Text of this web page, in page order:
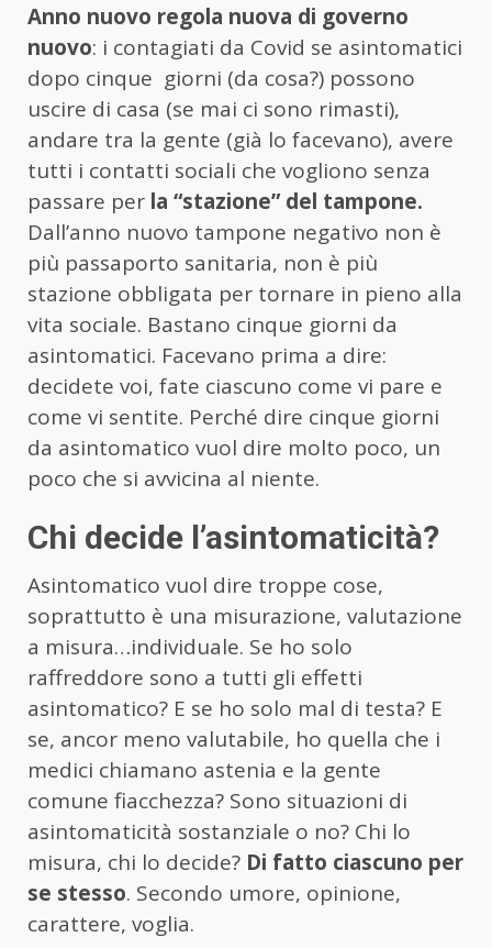
Anno nuovo regola nuova di governo
nuovo: i contagiati da Covid se asintomatici
dopo cinque giorni (da cosa?) possono
uscire di casa (se mai ci sono rimasti),
andare tra la gente (già lo facevano), avere
tutti i contatti sociali che vogliono senza
passare per la “stazione” del tampone.
Dall’anno nuovo tampone negativo non è
più passaporto sanitaria, non è più
stazione obbligata per tornare in pieno alla
vita sociale. Bastano cinque giorni da
asintomatici. Facevano prima a dire:
decidete voi, fate ciascuno come vi pare e
come vi sentite. Perché dire cinque giorni
da asintomatico vuol dire molto poco, un
poco che si avvicina al niente.
Chi decide l’asintomaticità?
Asintomatico vuol dire troppe cose,
soprattutto è una misurazione, valutazione
a misura…individuale. Se ho solo
raffreddore sono a tutti gli effetti
asintomatico? E se ho solo mal di testa? E
se, ancor meno valutabile, ho quella che i
medici chiamano astenia e la gente
comune fiacchezza? Sono situazioni di
asintomaticità sostanziale o no? Chi lo
misura, chi lo decide? Di fatto ciascuno per
se stesso. Secondo umore, opinione,
carattere, voglia.